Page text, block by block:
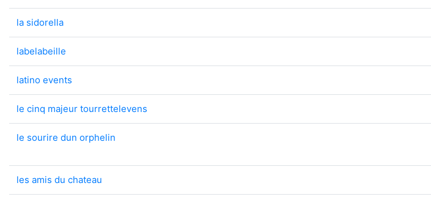
la sidorella
labelabeille
latino events
le cinq majeur tourrettelevens
le sourire dun orphelin
les amis du chateau